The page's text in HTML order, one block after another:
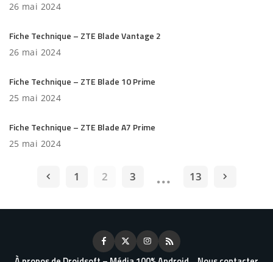
26 mai 2024
Fiche Technique – ZTE Blade Vantage 2
26 mai 2024
Fiche Technique – ZTE Blade 10 Prime
25 mai 2024
Fiche Technique – ZTE Blade A7 Prime
25 mai 2024
1 2 3 … 13